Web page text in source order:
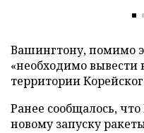
Вашингтону, помимо
«необходимо вывести
территории
Ранее сообщалось,
новому запуску